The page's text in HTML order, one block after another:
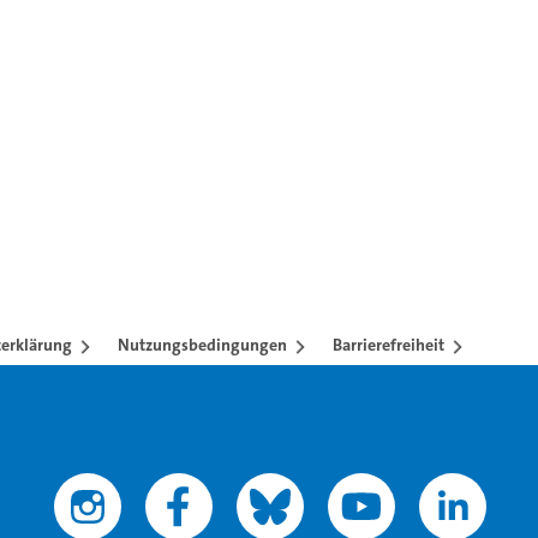
mit TAB-Taste.
Nutzungsbedingungen Barrierefreiheit